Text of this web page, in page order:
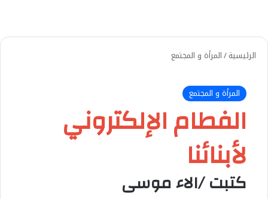
الرئيسية/المرأة و المجتمع
المرأة و المجتمع
الفطام الإلكتروني
لأبنائنا
كتبت /الاء موسى